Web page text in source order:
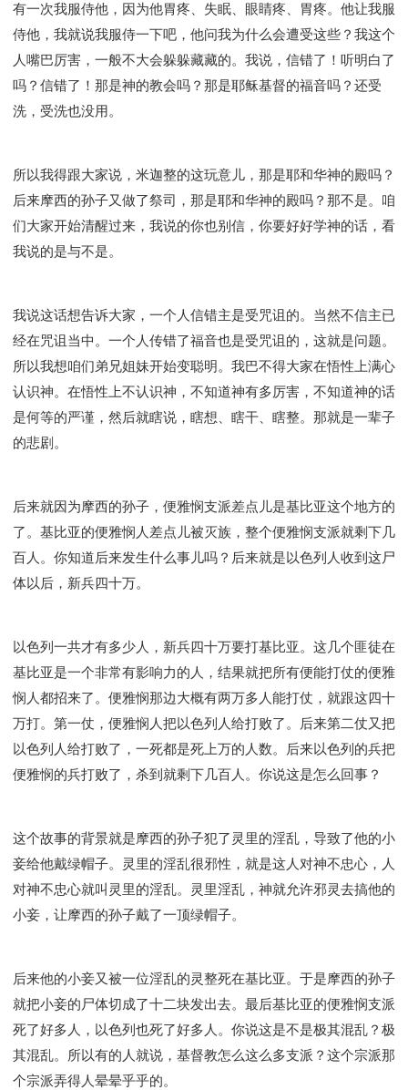
有一次我服侍他，因为他胃疼、失眠、眼睛疼、胃疼。他让我服
侍他，我就说我服侍一下吧，他问我为什么会遭受这些？我这个
人嘴巴厉害，一般不大会躲躲藏藏的。我说，信错了！听明白了
吗？信错了！那是神的教会吗？那是耶稣基督的福音吗？还受
洗，受洗也没用。
所以我得跟大家说，米迦整的这玩意儿，那是耶和华神的殿吗？
后来摩西的孙子又做了祭司，那是耶和华神的殿吗？那不是。咱
们大家开始清醒过来，我说的你也别信，你要好好学神的话，看
我说的是与不是。
我说这话想告诉大家，一个人信错主是受咒诅的。当然不信主已
经在咒诅当中。一个人传错了福音也是受咒诅的，这就是问题。
所以我想咱们弟兄姐妹开始变聪明。我巴不得大家在悟性上满心
认识神。在悟性上不认识神，不知道神有多厉害，不知道神的话
是何等的严谨，然后就瞎说，瞎想、瞎干、瞎整。那就是一辈子
的悲剧。
后来就因为摩西的孙子，便雅悯支派差点儿是基比亚这个地方的
了。基比亚的便雅悯人差点儿被灭族，整个便雅悯支派就剩下几
百人。你知道后来发生什么事儿吗？后来就是以色列人收到这尸
体以后，新兵四十万。
以色列一共才有多少人，新兵四十万要打基比亚。这几个匪徒在
基比亚是一个非常有影响力的人，结果就把所有便能打仗的便雅
悯人都招来了。便雅悯那边大概有两万多人能打仗，就跟这四十
万打。第一仗，便雅悯人把以色列人给打败了。后来第二仗又把
以色列人给打败了，一死都是死上万的人数。后来以色列的兵把
便雅悯的兵打败了，杀到就剩下几百人。你说这是怎么回事？
这个故事的背景就是摩西的孙子犯了灵里的淫乱，导致了他的小
妾给他戴绿帽子。灵里的淫乱很邪性，就是这人对神不忠心，人
对神不忠心就叫灵里的淫乱。灵里淫乱，神就允许邪灵去搞他的
小妾，让摩西的孙子戴了一顶绿帽子。
后来他的小妾又被一位淫乱的灵整死在基比亚。于是摩西的孙子
就把小妾的尸体切成了十二块发出去。最后基比亚的便雅悯支派
死了好多人，以色列也死了好多人。你说这是不是极其混乱？极
其混乱。所以有的人就说，基督教怎么这么多支派？这个宗派那
个宗派弄得人晕晕乎乎的。